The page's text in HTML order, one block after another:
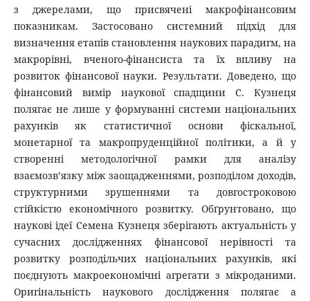
з джерелами, що присвячені макрофінансовим
показникам. Застосовано системний підхід для
визначення етапів становлення наукових парадигм, на
макрорівні, вченого-фінансиста та їх впливу на
розвиток фінансової науки. Результати. Доведено, що
фінансовий вимір наукової спадщини С. Кузнеця
полягає не лише у формуванні системи національних
рахунків як статистичної основи фіскальної,
монетарної та макропруденційної політики, а й у
створенні методологічної рамки для аналізу
взаємозв’язку між заощадженнями, розподілом доходів,
структурними зрушеннями та довгостроковою
стійкістю економічного розвитку. Обґрунтовано, що
наукові ідеї Семена Кузнеця зберігають актуальність у
сучасних дослідженнях фінансової нерівності та
розвитку розподільчих національних рахунків, які
поєднують макроекономічні агрегати з мікроданими.
Оригінальність наукового дослідження полягає а